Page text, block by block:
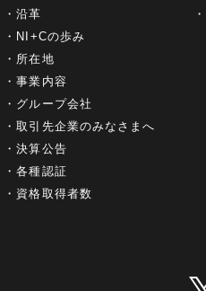
沿革
NI+Cの歩み
所在地
事業内容
グループ会社
取引先企業のみなさまへ
決算公告
各種認証
資格取得者数